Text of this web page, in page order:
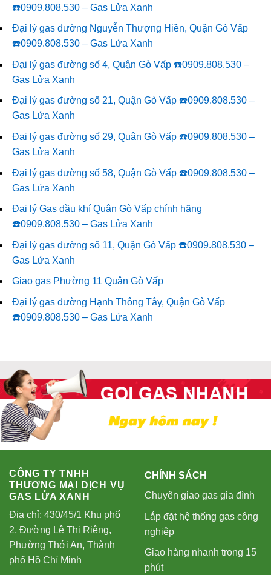
☎️0909.808.530 – Gas Lửa Xanh
Đại lý gas đường Nguyễn Thượng Hiền, Quận Gò Vấp
☎️0909.808.530 – Gas Lửa Xanh
Đại lý gas đường số 4, Quận Gò Vấp ☎️0909.808.530 –
Gas Lửa Xanh
Đại lý gas đường số 21, Quận Gò Vấp ☎️0909.808.530 –
Gas Lửa Xanh
Đại lý gas đường số 29, Quận Gò Vấp ☎️0909.808.530 –
Gas Lửa Xanh
Đại lý gas đường số 58, Quận Gò Vấp ☎️0909.808.530 –
Gas Lửa Xanh
Đại lý Gas dầu khí Quận Gò Vấp chính hãng
☎️0909.808.530 – Gas Lửa Xanh
Đại lý gas đường số 11, Quận Gò Vấp ☎️0909.808.530 –
Gas Lửa Xanh
Giao gas Phường 11 Quận Gò Vấp
Đại lý gas đường Hạnh Thông Tây, Quận Gò Vấp
☎️0909.808.530 – Gas Lửa Xanh
CÔNG TY TNHH
THƯƠNG MẠI DỊCH VỤ
GAS LỬA XANH
Địa chỉ: 430/45/1 Khu phố
2, Đường Lê Thị Riêng,
Phường Thới An, Thành
phố Hồ Chí Minh
CHÍNH SÁCH
Chuyên giao gas gia đình
Lắp đặt hệ thống gas công
nghiệp
Giao hàng nhanh trong 15
phút